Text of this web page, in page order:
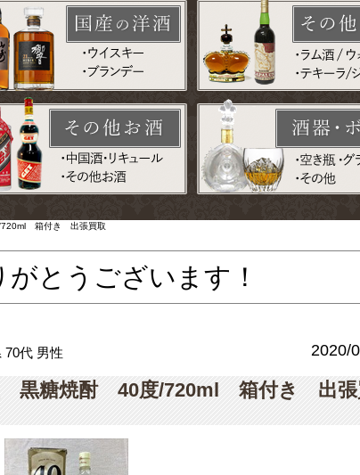
箱付き 出張買取
とうございます！
70代 男性 2020/
黒糖焼酎 40度/720ml 箱付き 出張